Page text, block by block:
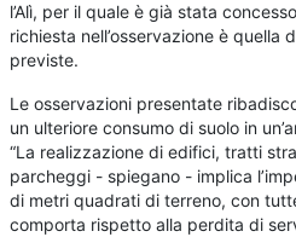
l’Alì, per il quale è già stata
richiesta nell’osservazione è quella
previste.
Le osservazioni presentate
un ulteriore consumo di suolo in
“La realizzazione di edifici, tratti
parcheggi - spiegano - implica
di metri quadrati di terreno, con
comporta rispetto alla perdita di